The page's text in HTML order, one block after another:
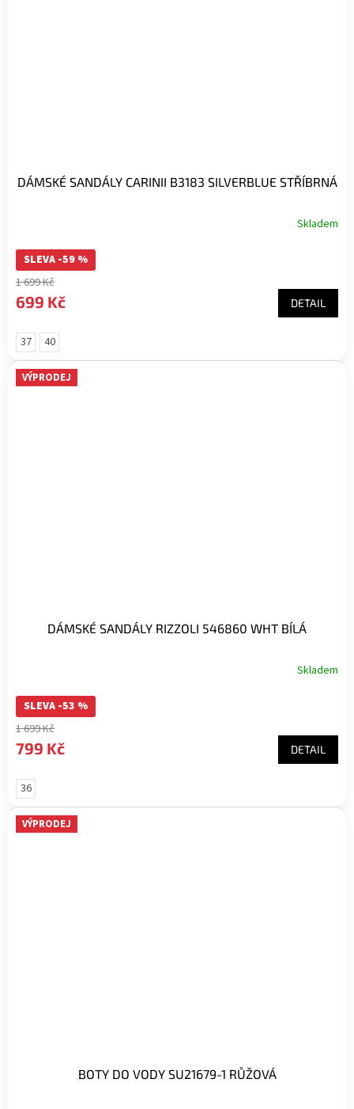
DÁMSKÉ SANDÁLY CARINII B3183 SILVERBLUE STŘÍBRNÁ
Skladem
SLEVA -59 %
1 699 Kč
699 Kč DETAIL
37 40
VÝPRODEJ
DÁMSKÉ SANDÁLY RIZZOLI 546860 WHT BÍLÁ
Skladem
SLEVA -53 %
1 699 Kč
799 Kč DETAIL
36
VÝPRODEJ
BOTY DO VODY SU21679-1 RŮŽOVÁ